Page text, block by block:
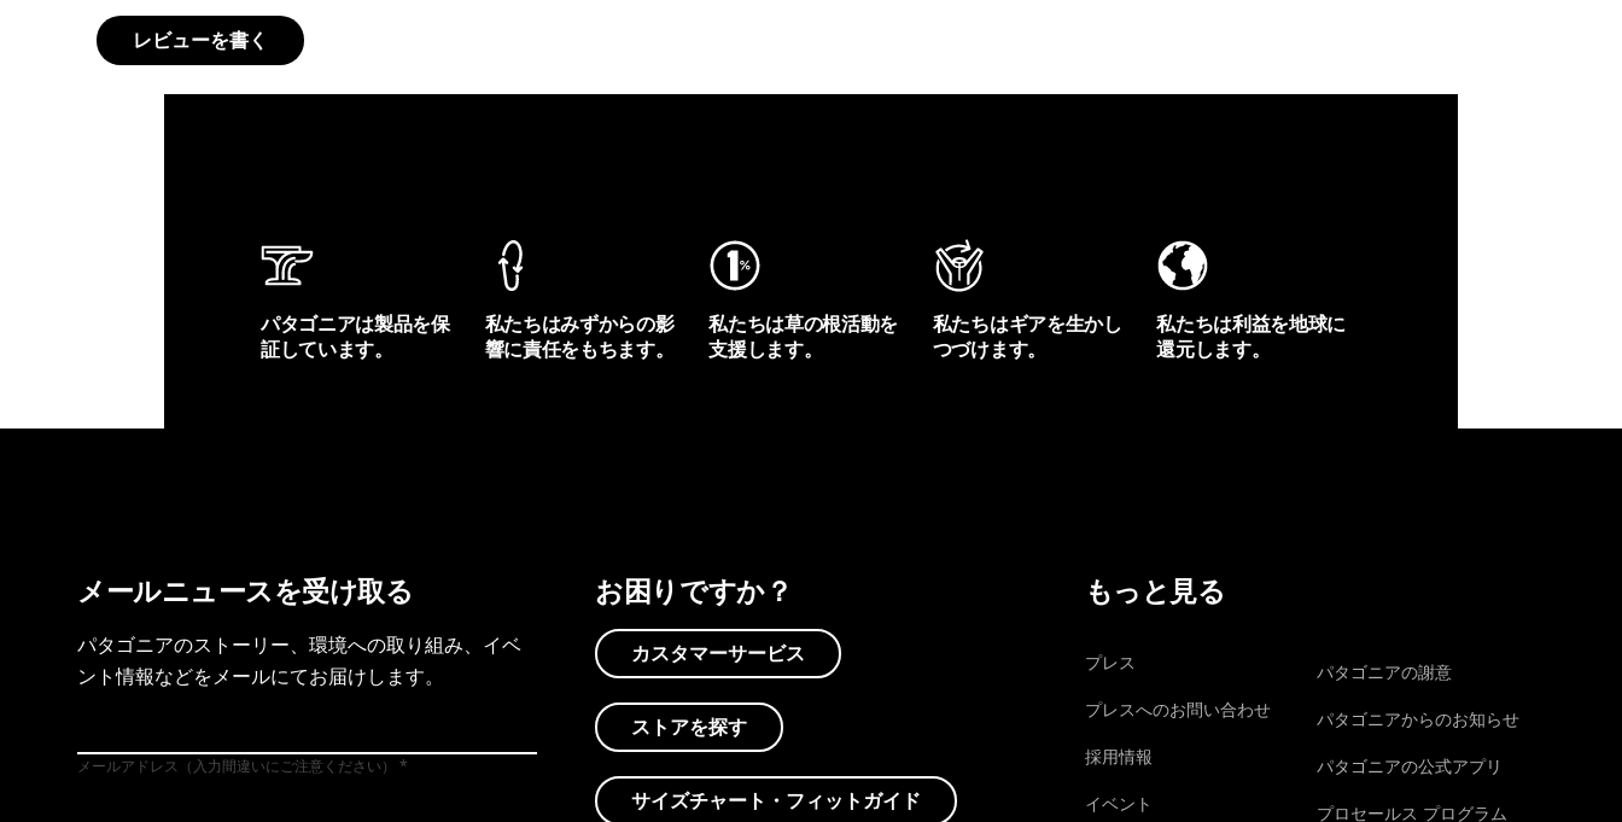
レビューを書く
パタゴニアは製品を保
証しています。
私たちはみずからの影
響に責任をもちます。
私たちは草の根活動を
支援します。
私たちはギアを生かし
つづけます。
私たちは利益を地球に
還元します。
メールニュースを受け取る
パタゴニアのストーリー、環境への取り組み、イベ
ント情報などをメールにてお届けします。
メールアドレス（入力間違いにご注意ください）
お困りですか？
カスタマーサービス
ストアを探す
サイズチャート・フィットガイド
もっと見る
プレス
プレスへのお問い合わせ
採用情報
イベント
パタゴニアの謝意
パタゴニアからのお知らせ
パタゴニアの公式アプリ
プロセールス プログラム